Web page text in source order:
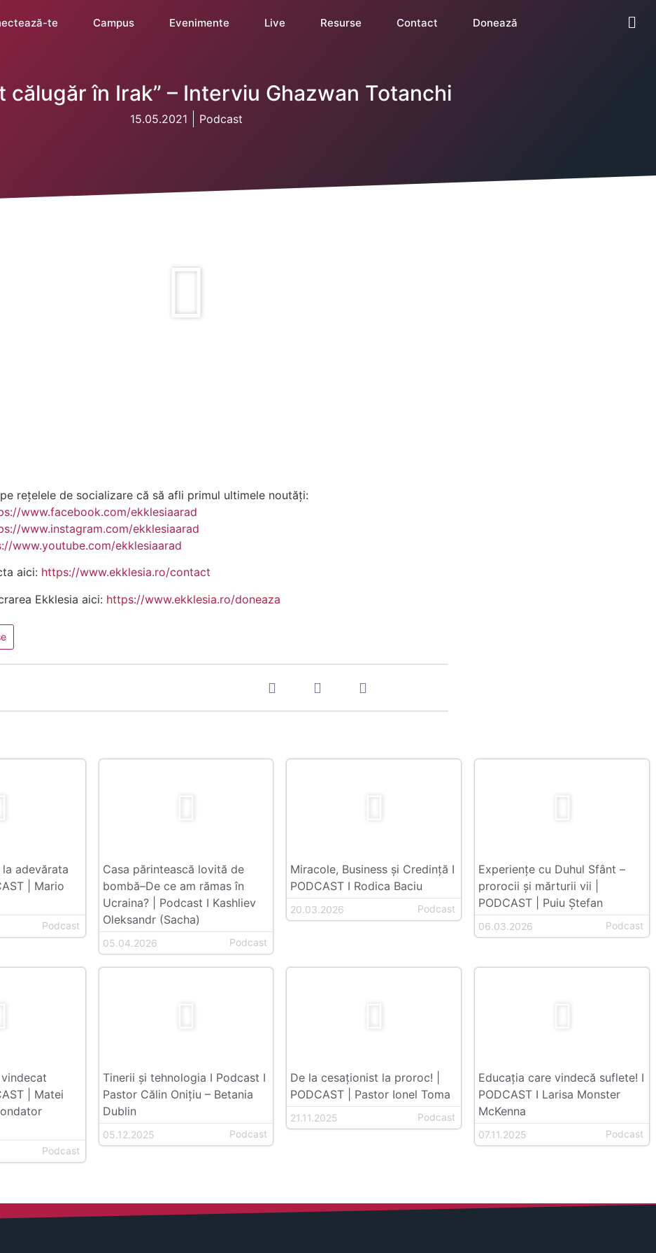
te Campus Evenimente Live Resurse Contact Donează
călugăr în Irak” – Interviu Ghazwan Totanchi
15.05.2021 Podcast
rețelele de socializare că să afli primul ultimele noutăți:
www.facebook.com/ekklesiaarad
www.instagram.com/ekklesiaarad
www.youtube.com/ekklesiaarad
aici: https://www.ekklesia.ro/contact
Ekklesia aici: https://www.ekklesia.ro/doneaza
adevărata
| Mario
Podcast
Casa părintească lovită de
bombă–De ce am rămas în
Ucraina? | Podcast I Kashliev
Oleksandr (Sacha)
05.04.2026 Podcast
Miracole, Business și Credință I
PODCAST I Rodica Baciu
20.03.2026 Podcast
Experiențe cu Duhul Sfânt –
prorocii și mărturii vii |
PODCAST | Puiu Ștefan
06.03.2026 Podcast
| Matei
Podcast
Tinerii şi tehnologia I Podcast I
Pastor Călin Onițiu – Betania
Dublin
05.12.2025 Podcast
De la cesaționist la proroc! |
PODCAST | Pastor Ionel Toma
21.11.2025 Podcast
Educația care vindecă suflete! I
PODCAST I Larisa Monster
McKenna
07.11.2025 Podcast